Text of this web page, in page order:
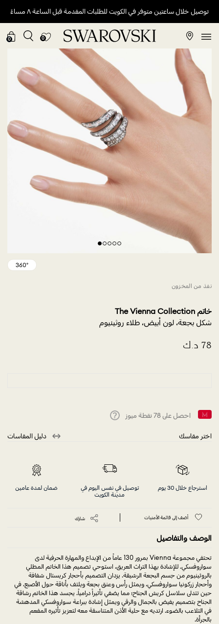
توصيل خلال ساعتين متوفر في الكويت للطلبات المقدمة قبل الساعة ٨ مساءً
0
0
نفذ من المخزون
خاتم The Vienna Collection
شكل بجعة، لون أبيض، طلاء روثينيوم
احصل على 78 نقطة ميوز
اختر مقاسك
دليل المقاسات
استرجاع خلال 30 يوم
توصيل في نفس اليوم في
مدينة الكويت
ضمان لمدة عامين
أضف إلى قائمة الأمنيات شارك
الوصف والتفاصيل
تحتفي مجموعة Vienna بمرور 130 عاماً من الإبداع والمهارة الحرفية لدى
سواروفسكي. للإشادة بهذا التراث العريق، استوحي تصميم هذا الخاتم المطلي
بالروثينيوم من جسم البجعة الرشيقة. يزدان التصميم بأحجار كريستال شفافة
وأحجار زركونيا سواروفسكي، ويمثل رأس وعنق بجعة ويلتف بأناقة حول الأصبع، في
حين تتدلى سلاسل كريش الجناح؛ مما يضفي تأثيراً درامياً. يجسد هذا الخاتم رشاقة
الجناح بتصميم يفيض بالجمال والرقي ويمثل إشادة ببراعة سواروفسكي المدهشة
في التلاعب بالضوء. ارتديه مع حلية الأذن المتناسقة معه لتعزيز تأثيره المفعم
بالجرأة.